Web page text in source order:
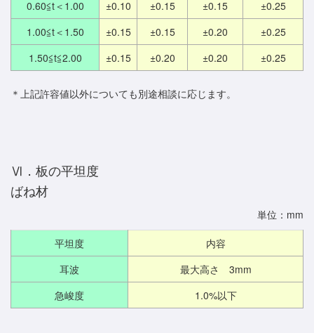
0.60≦t＜1.00
±0.10 ±0.15 ±0.15
±0.25
1.00≦t＜1.50
±0.15 ±0.15 ±0.20
±0.25
1.50≦t≦2.00
±0.15 ±0.20 ±0.20 ±0.25
＊上記許容値以外についても別途相談に応じます。
Ⅵ．板の平坦度
ばね材
単位：mm
平坦度
内容
耳波
最大高さ 3mm
急峻度
1.0%以下